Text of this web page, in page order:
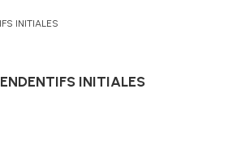
INITIALES
INITIALES